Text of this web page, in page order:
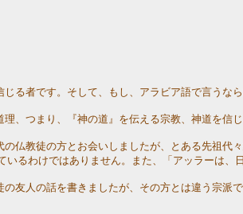
じる者です。そして、もし、アラビア語で言うな
理、つまり、『神の道』を伝える宗教、神道を信じ
の仏教徒の方とお会いしましたが、とある先祖代
いるわけではありません。また、「アッラーは、
の友人の話を書きましたが、その方とは違う宗派で